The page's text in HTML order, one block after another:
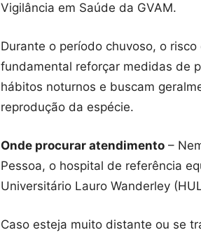
Vigilância em Saúde da GVAM.
Durante o período chuvoso, o
fundamental reforçar medidas de
hábitos noturnos e buscam
reprodução da espécie.
Onde procurar atendimento –
Pessoa, o hospital de referência
Universitário Lauro Wanderley
Caso esteja muito distante ou se